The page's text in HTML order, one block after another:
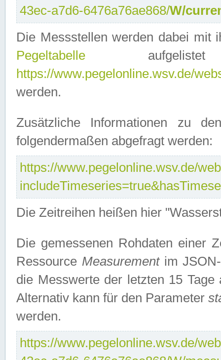
43ec-a7d6-6476a76ae868/W/
Die Messstellen werden dabei mit
Pegeltabelle
https://www.pegelonline.wsv.de/
werden.
Zusätzliche Informationen zu
folgendermaßen abgefragt werden:
https://www.pegelonline.wsv.de/
Die Zeitreihen heißen hier
Die gemessenen Rohdaten einer
Ressource Measurementim JSON-
die Messwerte der letzten 15
Alternativ kann für den Parameter
werden.
https://www.pegelonline.wsv.de/